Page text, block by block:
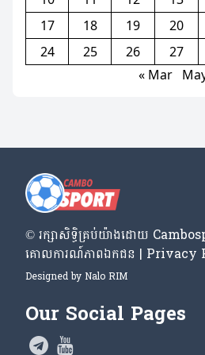
17
18 19 20
24
25 26 27
« Mar
© រក្សា​សិទ្ធិ​គ្រប់​យ៉ាង​ដោយ​
គោលការណ៍​ភាព​ឯកជន | Privacy
Designed by Nalo RIM
Our Social Pages